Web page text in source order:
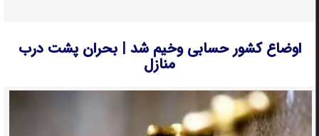
اوضاع کشور حسابی وخیم شد | بحران پشت درب
منازل